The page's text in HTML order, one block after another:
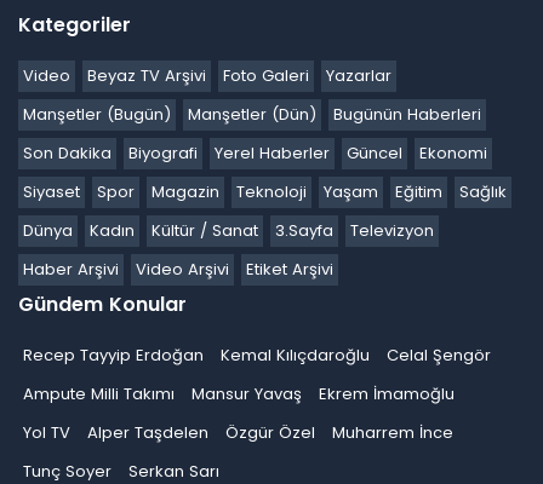
Kategoriler
Video Beyaz TV Arşivi Foto Galeri
Yazarlar
Manşetler (Bugün)
Manşetler (Dün)
Bugünün Haberleri
Son Dakika
Biyografi Yerel Haberler Güncel
Ekonomi
Siyaset
Spor Magazin Teknoloji Yaşam Eğitim
Sağlık
Dünya
Kadın Kültür / Sanat 3.Sayfa
Televizyon
Haber Arşivi
Video Arşivi Etiket Arşivi
Gündem Konular
Recep Tayyip Erdoğan Kemal Kılıçdaroğlu
Celal Şengör
Ampute Milli Takımı
Mansur Yavaş
Ekrem İmamoğlu
Yol TV
Alper Taşdelen Özgür Özel
Muharrem İnce
Tunç Soyer
Serkan Sarı